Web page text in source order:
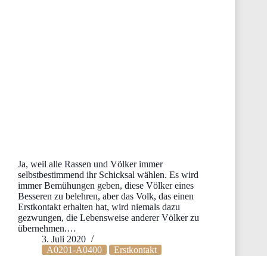
Ja, weil alle Rassen und Völker immer
selbstbestimmend ihr Schicksal wählen. Es wird
immer Bemühungen geben, diese Völker eines
Besseren zu belehren, aber das Volk, das einen
Erstkontakt erhalten hat, wird niemals dazu
gezwungen, die Lebensweise anderer Völker zu
übernehmen.…
3. Juli 2020
A0201-A0400
Erstkontakt